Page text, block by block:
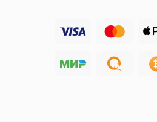
Хабаровск
Иркутск